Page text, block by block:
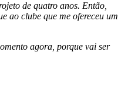
de quatro anos. Então,
ao clube que me ofereceu um
agora, porque vai ser